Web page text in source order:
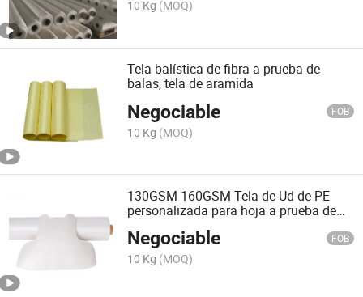
10 Kg (MOQ)
Tela balística de fibra a prueba de
balas, tela de aramida
Negociable FOB
10 Kg (MOQ)
130GSM 160GSM Tela de Ud de PE
personalizada para hoja a prueba de
Negociable FOB
10 Kg (MOQ)